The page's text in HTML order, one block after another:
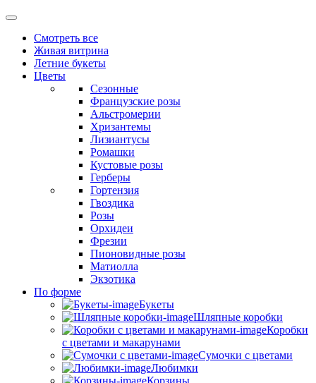
Смотреть все
Живая витрина
Летние букеты
Цветы
Сезонные
Французские розы
Альстромерии
Хризантемы
Лизиантусы
Ромашки
Кустовые розы
Герберы
Гортензия
Гвоздика
Розы
Орхидеи
Фрезии
Пионовидные розы
Матиолла
Экзотика
По форме
Букеты
Шляпные коробки
Коробки
с цветами и макарунами
Сумочки с цветами
Любимки
Корзины